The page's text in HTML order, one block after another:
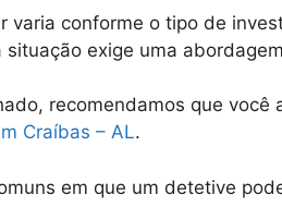
varia conforme o tipo de
exige uma
recomendamos que você
Craíbas – AL.
em que um detetive